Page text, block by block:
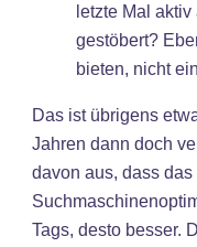
letzte Mal
gestöbert?
bieten, nicht
Das ist übrigens
Jahren dann doch
davon aus, dass
Tags, desto besser.